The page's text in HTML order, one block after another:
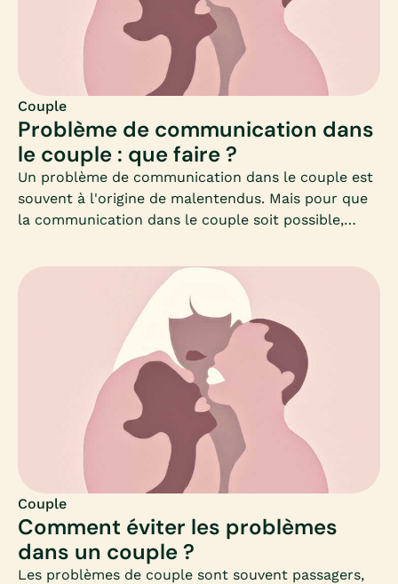
Mia fait le point.
Couple
Problème de communication dans
le couple : que faire ?
Un problème de communication dans le couple est
souvent à l'origine de malentendus. Mais pour que
la communication dans le couple soit possible,
vite se transformer en dispute, sans avoir pour
autant compris les attentes de son ou sa
partenaire. Et par conséquent, sans pouvoir y
répondre.Problème de communication dans le
couple, disputes, déceptions ou frustrations, Mia
vous donne des pistes afin de mieux communiquer,
mais surtout, mieux comprendre l’autre à travers la
nécessité de s’exprimer librement.
Couple
Comment éviter les problèmes
dans un couple ?
Les problèmes de couple sont souvent passagers,